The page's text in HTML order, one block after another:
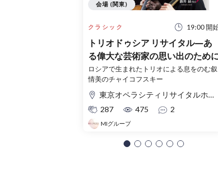
クラシック 19:00 開
トリオドゥシア リサイタル―あ
る偉大な芸術家の思い出のため
ロシアで生まれたトリオによる息をのむ叙
情美のチャイコフスキー
東京オペラシティリサイタルホール
287
475 2
MIグループ
会場 (関東)